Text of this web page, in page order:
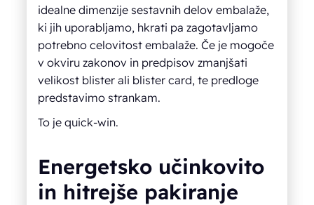
idealne dimenzije sestavnih delov embalaže,
ki jih uporabljamo, hkrati pa zagotavljamo
potrebno celovitost embalaže. Če je mogoče
v okviru zakonov in predpisov zmanjšati
velikost blister ali blister card, te predloge
predstavimo strankam.
To je quick-win.
Energetsko učinkovito
in hitrejše pakiranje